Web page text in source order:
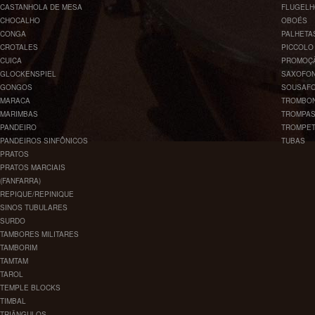
CASTANHOLA DE MESA
CHOCALHO
CONGA
CROTALES
CUICA
GLOCKENSPIEL
GONGOS
MARACA
MARIMBAS
PANDEIRO
PANDEIROS SINFÔNICOS
PRATOS
PRATOS MARCIAIS
(FANFARRA)
REPIQUE/REPINIQUE
SINOS TUBULARES
SURDO
TAMBORES MILITARES
TAMBORIM
TAMTAM
TAROL
TEMPLE BLOCKS
TIMBAL
OBOÉS
TROMPAS
TUBAS